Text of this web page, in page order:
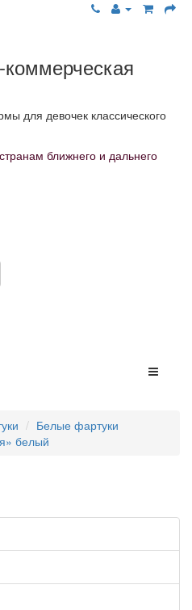
для девочек классического
ближнего и дальнего
Белые фартуки
белый